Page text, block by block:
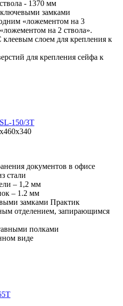
- 1370 мм
замками
«ложементом на 3
на 2 ствола».
слоем для крепления к
для крепления сейфа к
150/3Т
документов в офисе
стали
– 1,2 мм
– 1.2 мм
замками Практик
отделением, запирающимся
полками
виде